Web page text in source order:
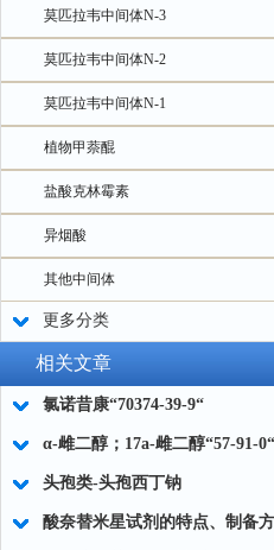
莫匹拉韦中间体N-3
莫匹拉韦中间体N-2
莫匹拉韦中间体N-1
植物甲萘醌
盐酸克林霉素
异烟酸
其他中间体
更多分类
相关文章
氯诺昔康“70374-39-9“
α-雌二醇；17a-雌二醇“57-91-0“
头孢类-头孢西丁钠
酸奈替米星试剂的特点、制备